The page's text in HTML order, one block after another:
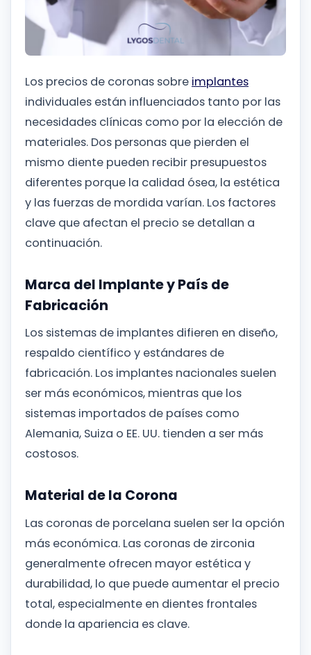
Los precios de coronas sobre implantes
individuales están influenciados tanto por las
necesidades clínicas como por la elección de
materiales. Dos personas que pierden el
mismo diente pueden recibir presupuestos
diferentes porque la calidad ósea, la estética
y las fuerzas de mordida varían. Los factores
clave que afectan el precio se detallan a
continuación.
Marca del Implante y País de
Fabricación
Los sistemas de implantes difieren en diseño,
respaldo científico y estándares de
fabricación. Los implantes nacionales suelen
ser más económicos, mientras que los
sistemas importados de países como
Alemania, Suiza o EE. UU. tienden a ser más
costosos.
Material de la Corona
Las coronas de porcelana suelen ser la opción
más económica. Las coronas de zirconia
generalmente ofrecen mayor estética y
durabilidad, lo que puede aumentar el precio
total, especialmente en dientes frontales
donde la apariencia es clave.